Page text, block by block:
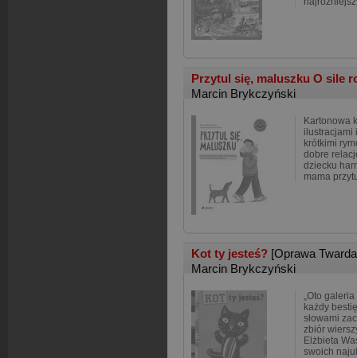
Przytul się, maluszku O sile
Marcin Brykczyński
Kartonowa
ilustracjami
krótkimi
dobre
dziecku
mama
Kot ty jesteś? [Oprawa
Marcin Brykczyński
„Oto
każdy
słowami
zbiór
Elżbieta
swoich